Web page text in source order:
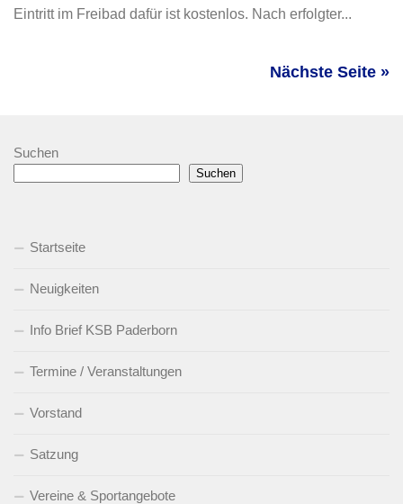
Eintritt im Freibad dafür ist kostenlos. Nach erfolgter...
Nächste Seite »
Suchen
Suchen
Startseite
Neuigkeiten
Info Brief KSB Paderborn
Termine / Veranstaltungen
Vorstand
Satzung
Vereine & Sportangebote